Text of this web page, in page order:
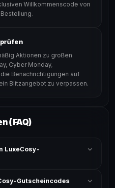
Willkommenscode von
Aktionen zu großen
Cyber Monday,
Benachrichtigungen auf
Blitzangebot zu verpassen.
(FAQ)
LuxeCosy-
bereits reduzierte Artikel
Gutscheincodes